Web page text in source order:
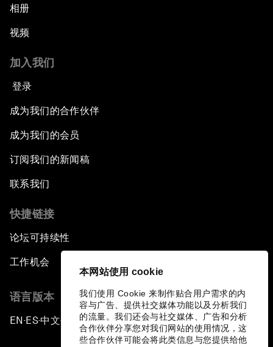
本网站使用 cookie
我们使用 Cookie 来制作贴合用户需求的内
容与广告、提供社交媒体功能以及分析我们
的流量。我们还会与社交媒体、广告和分析
合作伙伴分享您对我们网站的使用情况，这
些合作伙伴可能会将此类信息与您提供给他
相册
视频
加入我们
登录
成为我们的合作伙伴
成为我们的会员
订阅我们的新闻稿
联系我们
快捷链接
论坛可持续性
工作机会
语言版本
EN ▪ ES▪中文▪ 日本語